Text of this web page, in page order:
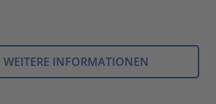
WEITERE INFORMATIONEN